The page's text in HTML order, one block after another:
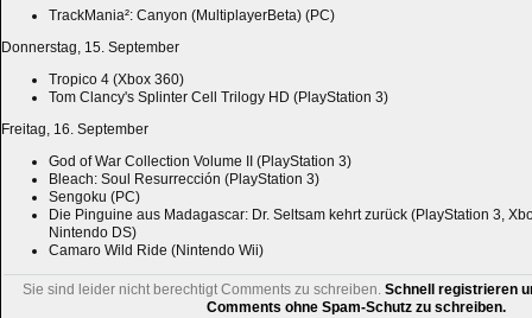
TrackMania²: Canyon (MultiplayerBeta) (PC)
Donnerstag, 15. September
Tropico 4 (Xbox 360)
Tom Clancy's Splinter Cell Trilogy HD (PlayStation 3)
Freitag, 16. September
God of War Collection Volume II (PlayStation 3)
Bleach: Soul Resurrección (PlayStation 3)
Sengoku (PC)
Die Pinguine aus Madagascar: Dr. Seltsam kehrt zurück (PlayStation 3,
Nintendo DS)
Camaro Wild Ride (Nintendo Wii)
Sie sind leider nicht berechtigt Comments zu schreiben. Schnell registrieren
Comments ohne Spam-Schutz zu schreiben.